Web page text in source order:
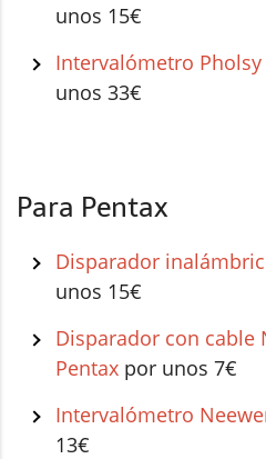
unos 15€
Intervalómetro
unos 33€
Para Pentax
Disparador
unos 15€
Disparador con cable
Pentax por unos 7€
Intervalómetro
13€